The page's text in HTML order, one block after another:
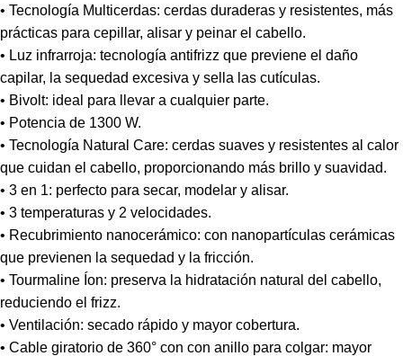
• Tecnología Multicerdas: cerdas duraderas y resistentes, más
prácticas para cepillar, alisar y peinar el cabello.
• Luz infrarroja: tecnología antifrizz que previene el daño
capilar, la sequedad excesiva y sella las cutículas.
• Bivolt: ideal para llevar a cualquier parte.
• Potencia de 1300 W.
• Tecnología Natural Care: cerdas suaves y resistentes al calor
que cuidan el cabello, proporcionando más brillo y suavidad.
• 3 en 1: perfecto para secar, modelar y alisar.
• 3 temperaturas y 2 velocidades.
• Recubrimiento nanocerámico: con nanopartículas cerámicas
que previenen la sequedad y la fricción.
• Tourmaline Íon: preserva la hidratación natural del cabello,
reduciendo el frizz.
• Ventilación: secado rápido y mayor cobertura.
• Cable giratorio de 360° con con anillo para colgar: mayor